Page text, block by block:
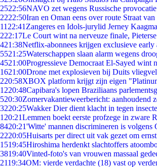
2522:56NAVO zet wegens Russische
2222:50Iran en Oman eens over route Straat
11 22:41 Zangeres en Idols-jurylid Jerney
222:17Le Court wint na nerveuze finale,
421:38Netflix-abonnees krijgen exclusieve
5521:25Waterschappen slaan alarm wegens
4521:00Progressieve Democraat El-Sayed
1621:00Drone met explosieven bij Duits
220:58XBOX platform krijgt zijn eigen
1220:48Capibara's lopen Braziliaans
520:30Zomervakantieweerbericht: aanhoudend
3220:25Wakker Dier dient klacht in tegen
1 20:21Lemmen boekt eerste profzege in zware
8420:21'Witte' mannen discrimineren is volgens
2220:05Huisarts per direct uit vak gezet om
1519:45Hiroshima herdenkt slachtoffers
3819:40Vinted-foto's van vrouwen massaal
2119:34OM: vierde verdachte (18) vast op